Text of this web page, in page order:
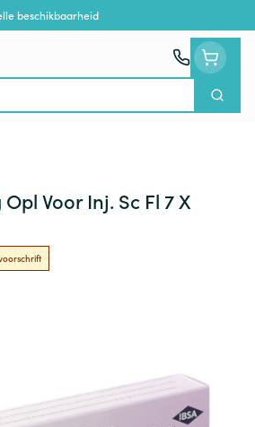
beschikbaarheid
Zoek
Voor Inj. Sc Fl 7 X